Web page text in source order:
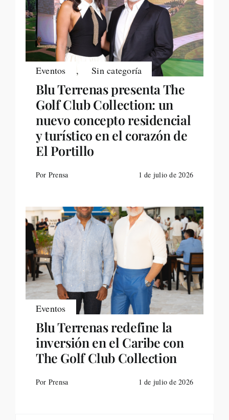
Eventos , Sin categoría
Blu Terrenas presenta The
Golf Club Collection: un
nuevo concepto residencial
y turístico en el corazón de
El Portillo
Por Prensa 1 de julio de 2026
Eventos
Blu Terrenas redefine la
inversión en el Caribe con
The Golf Club Collection
Por Prensa 1 de julio de 2026